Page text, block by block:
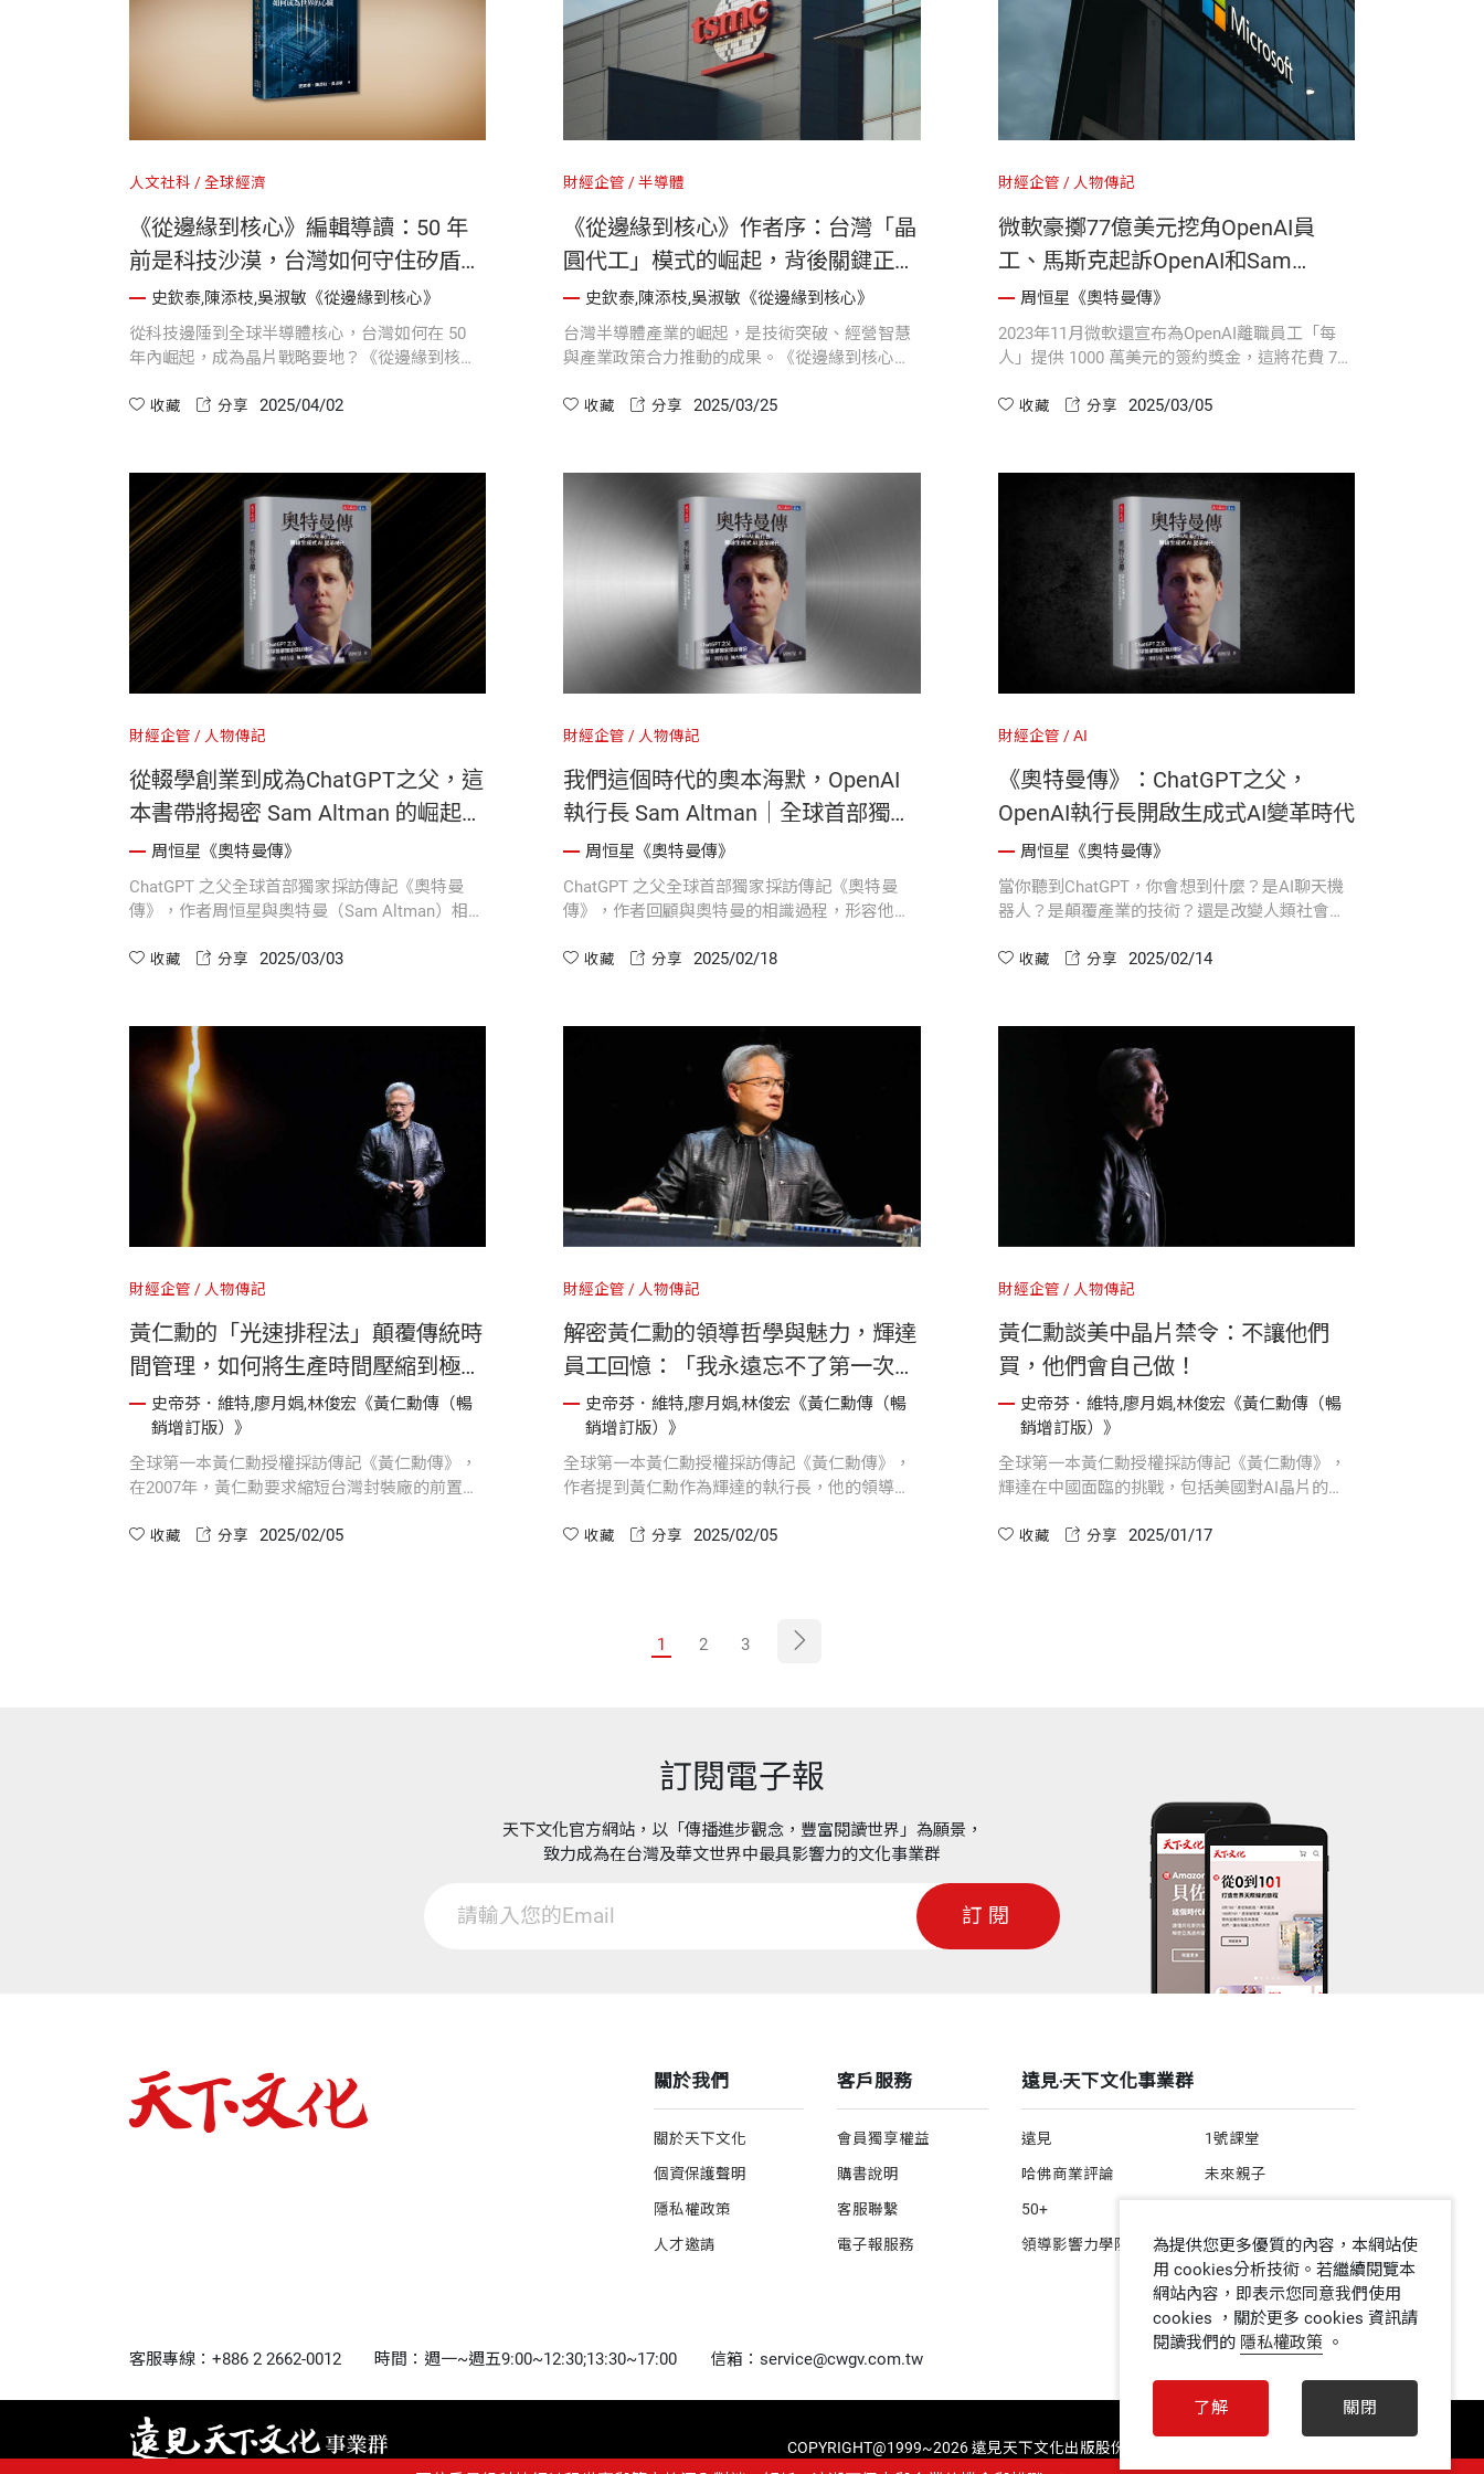
人文社科 全球經濟
《從邊緣到核心》編輯導讀：50 年
前是科技沙漠，台灣如何守住矽盾優
勢？史欽泰,陳添枝,吳淑敏《從邊緣到核心》
從科技邊陲到全球半導體核心，台灣如何在 50
年內崛起，成為晶片戰略要地？《從邊緣到核
的崛起關鍵，以及在大國博弈下如何守住矽盾優
收藏 分享 2025/04/02
財經企管 半導體
《從邊緣到核心》作者序：台灣「晶
圓代工」模式的崛起，背後關鍵正是
「誠信」的企業文化
史欽泰,陳添枝,吳淑敏《從邊緣到核心》
台灣半導體產業的崛起，是技術突破、經營智慧
與產業政策合力推動的成果。《從邊緣到核心》
產業從無到有、從邊緣到核心的發展歷程，透過
光。...
收藏 分享 2025/03/25
財經企管 人物傳記
微軟豪擲77億美元挖角OpenAI員
工、馬斯克起訴OpenAI和Sam
Altman —— 一場AI界的權力遊戲｜
全球首部獨家採訪傳記《奧特曼傳》
周恒星《奧特曼傳》
2023年11月微軟還宣布為OpenAI離職員工「每
人」提供 1000 萬美元的簽約獎金，這將花費 77
OpenAI 挖走員工的同行競爭者。但與直接收購
億美元...
收藏 分享 2025/03/05
財經企管 人物傳記
從輟學創業到成為ChatGPT之父，這
本書帶將揭密 Sam Altman 的崛起之
路！｜《奧特曼傳》編輯導讀
周恒星《奧特曼傳》
ChatGPT 之父全球首部獨家採訪傳記《奧特曼
傳》，作者周恒星與奧特曼（Sam Altman）相識
述 OpenAI 創立至今的關鍵事件與人物，帶領讀
收藏 分享 2025/03/03
財經企管 人物傳記
我們這個時代的奧本海默，OpenAI
執行長 Sam Altman｜全球首部獨家
採訪傳記《奧特曼傳》
周恒星《奧特曼傳》
ChatGPT 之父全球首部獨家採訪傳記《奧特曼
傳》，作者回顧與奧特曼的相識過程，形容他具
得。如今，奧特曼因其在人工智慧領域的影響力
收藏 分享 2025/02/18
財經企管 AI
《奧特曼傳》：ChatGPT之父，
OpenAI執行長開啟生成式AI變革時代
周恒星《奧特曼傳》
當你聽到ChatGPT，你會想到什麼？是AI聊天機
器人？是顛覆產業的技術？還是改變人類社會的
心推手——山姆．奧特曼（Sam Altman），這位
新的高度，並改變世界。
收藏 分享 2025/02/14
財經企管 人物傳記
黃仁勳的「光速排程法」顛覆傳統時
間管理，如何將生產時間壓縮到極
限？史帝芬．維特,廖月娟,林俊宏《黃仁勳傳（暢
銷增訂版）》
全球第一本黃仁勳授權採訪傳記《黃仁勳傳》，
在2007年，黃仁勳要求縮短台灣封裝廠的前置時
了蕭奎斯特不僅顛覆了她的營運思維，還將輝達
收藏 分享 2025/02/05
財經企管 人物傳記
解密黃仁勳的領導哲學與魅力，輝達
員工回憶：「我永遠忘不了第一次看
到他大發雷霆的樣子」
史帝芬．維特,廖月娟,林俊宏《黃仁勳傳（暢
銷增訂版）》
全球第一本黃仁勳授權採訪傳記《黃仁勳傳》，
作者提到黃仁勳作為輝達的執行長，他的領導風
錯誤以讓其他人汲取教訓；另一方面，他也以情
收藏 分享 2025/02/05
財經企管 人物傳記
黃仁勳談美中晶片禁令：不讓他們
買，他們會自己做！
史帝芬．維特,廖月娟,林俊宏《黃仁勳傳（暢
銷增訂版）》
全球第一本黃仁勳授權採訪傳記《黃仁勳傳》，
輝達在中國面臨的挑戰，包括美國對AI晶片的禁
積電在台灣與美國的投資計畫成為焦點，尤其是
收藏 分享 2025/01/17
1 2 3
訂閱電子報
天下文化官方網站，以「傳播進步觀念，豐富閱讀世界」為願景，
致力成為在台灣及華文世界中最具影響力的文化事業群
訂閱
關於我們
關於天下文化
個資保護聲明
隱私權政策
人才邀請
客戶服務
會員獨享權益
購書說明
客服聯繫
電子報服務
遠見‧天下文化事業群
遠見
哈佛商業評論
50+
領導影響力學院
1號課堂
未來親子
客服專線：+886 2 2662-0012 時間：週一~週五9:00~12:30;13:30~17:00 信箱：service@cwgv.com.tw
COPYRIGHT@1999~2026 遠見天下文化出版股份有限公司 ALL RIGHTS RESERVED
為提供您更多優質的內容，本網站使
用 cookies分析技術。若繼續閱覽本
網站內容，即表示您同意我們使用
cookies ，關於更多 cookies 資訊請
閱讀我們的 隱私權政策 。
了解 關閉